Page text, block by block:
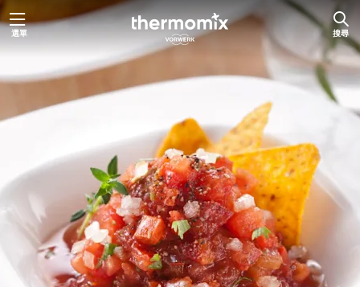
跳
至
要
內
選單 搜尋